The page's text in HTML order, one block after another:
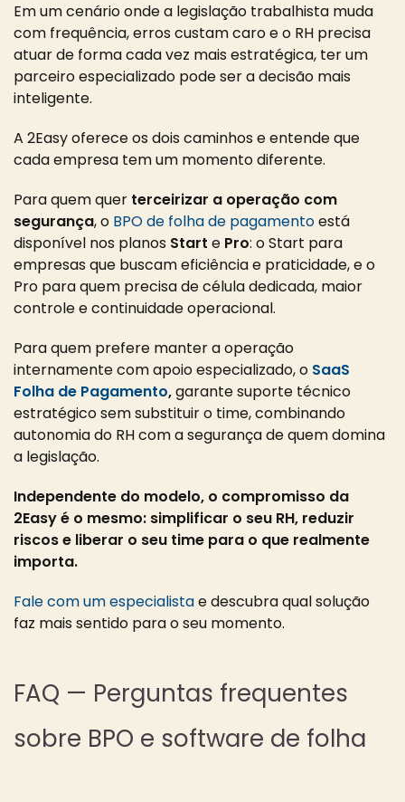
Em um cenário onde a legislação trabalhista muda
com frequência, erros custam caro e o RH precisa
atuar de forma cada vez mais estratégica, ter um
parceiro especializado pode ser a decisão mais
inteligente.
A 2Easy oferece os dois caminhos e entende que
cada empresa tem um momento diferente.
Para quem quer terceirizar a operação com
segurança, o BPO de folha de pagamentoestá
disponível nos planos Start e Pro: o Start para
empresas que buscam eficiência e praticidade, e o
Pro para quem precisa de célula dedicada, maior
controle e continuidade operacional.
Para quem prefere manter a operação
internamente com apoio especializado, o SaaS
Folha de Pagamento,garante suporte técnico
estratégico sem substituir o time, combinando
autonomia do RH com a segurança de quem domina
a legislação.
Independente do modelo, o compromisso da
2Easy é o mesmo: simplificar o seu RH, reduzir
riscos e liberar o seu time para o que realmente
importa.
Fale com um especialistae descubra qual solução
faz mais sentido para o seu momento.
FAQ — Perguntas frequentes
sobre BPO e software de folha